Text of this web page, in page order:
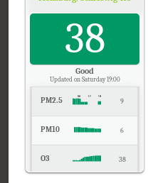
Pressure38
Good
Updated on Saturday 19:00
PM2.5 9
PM10 6
O3 38